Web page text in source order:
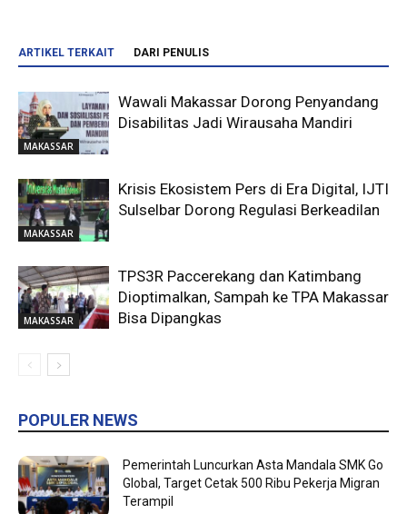
ARTIKEL TERKAIT DARI PENULIS
MAKASSAR
Wawali Makassar Dorong Penyandang
Disabilitas Jadi Wirausaha Mandiri
MAKASSAR
Krisis Ekosistem Pers di Era Digital, IJTI
Sulselbar Dorong Regulasi Berkeadilan
MAKASSAR
TPS3R Paccerekang dan Katimbang
Dioptimalkan, Sampah ke TPA Makassar
Bisa Dipangkas
POPULER NEWS
Pemerintah Luncurkan Asta Mandala SMK Go
Global, Target Cetak 500 Ribu Pekerja Migran
Terampil